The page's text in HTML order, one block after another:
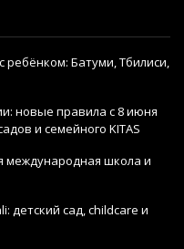
Батуми, Тбилиси,
новые правила с 8 июня
и семейного KITAS
международная школа и
детский сад, childcare и